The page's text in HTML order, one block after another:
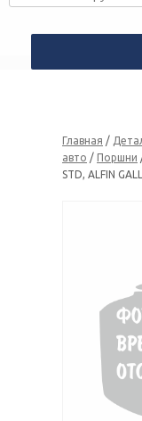
Главная /
авто / Поршни
STD, ALFIN